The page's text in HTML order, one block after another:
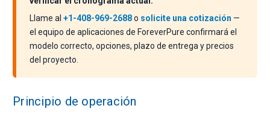
Llame al +1-408-969-2688o solicite una cotización —
el equipo de aplicaciones de ForeverPure confirmará el
modelo correcto, opciones, plazo de entrega y precios
del proyecto.
Principio de operación